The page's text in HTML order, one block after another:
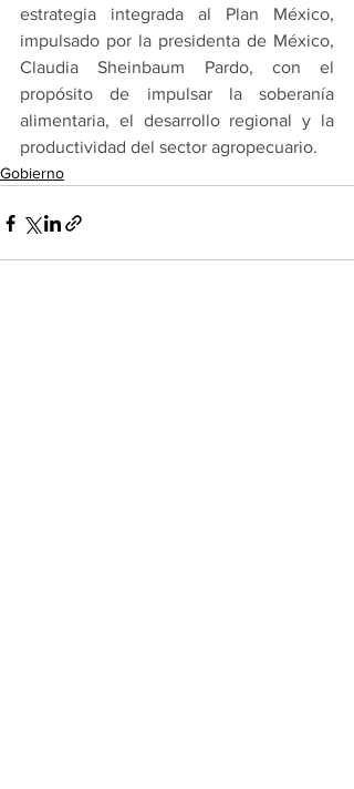
estrategia integrada al Plan México,
impulsado por la presidenta de México,
Claudia Sheinbaum Pardo, con el
propósito de impulsar la soberanía
alimentaria, el desarrollo regional y la
productividad del sector agropecuario.
Gobierno